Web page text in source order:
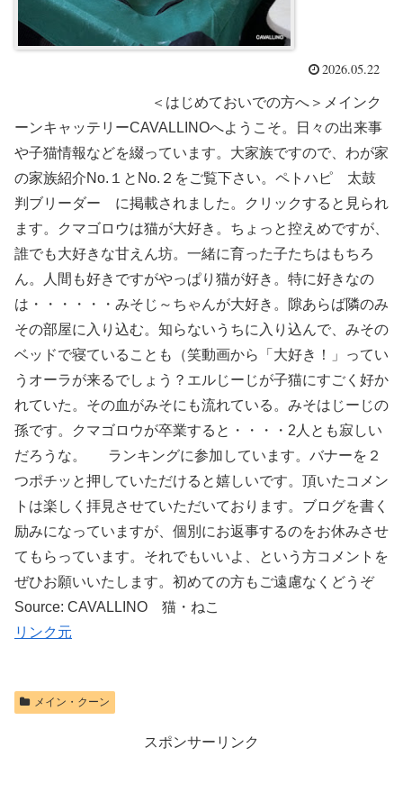
2026.05.22
＜はじめておいでの方へ＞メインク
ーンキャッテリーCAVALLINOへようこそ。日々の出来事
や子猫情報などを綴っています。大家族ですので、わが家
の家族紹介No.１とNo.２をご覧下さい。ペトハピ 太鼓
判ブリーダー に掲載されました。クリックすると見られ
ます。クマゴロウは猫が大好き。ちょっと控えめですが、
誰でも大好きな甘えん坊。一緒に育った子たちはもちろ
ん。人間も好きですがやっぱり猫が好き。特に好きなの
は・・・・・・みそじ～ちゃんが大好き。隙あらば隣のみ
その部屋に入り込む。知らないうちに入り込んで、みその
ベッドで寝ていることも（笑動画から「大好き！」ってい
うオーラが来るでしょう？エルじーじが子猫にすごく好か
れていた。その血がみそにも流れている。みそはじーじの
孫です。クマゴロウが卒業すると・・・・2人とも寂しい
だろうな。 ランキングに参加しています。バナーを２
つポチッと押していただけると嬉しいです。頂いたコメン
トは楽しく拝見させていただいております。ブログを書く
励みになっていますが、個別にお返事するのをお休みさせ
てもらっています。それでもいいよ、という方コメントを
ぜひお願いいたします。初めての方もご遠慮なくどうぞ
Source: CAVALLINO 猫・ねこ
リンク元
メイン・クーン
スポンサーリンク